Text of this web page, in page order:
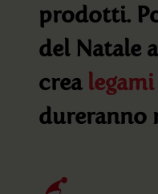
prodotti.
del Natale
crea legami
dureranno